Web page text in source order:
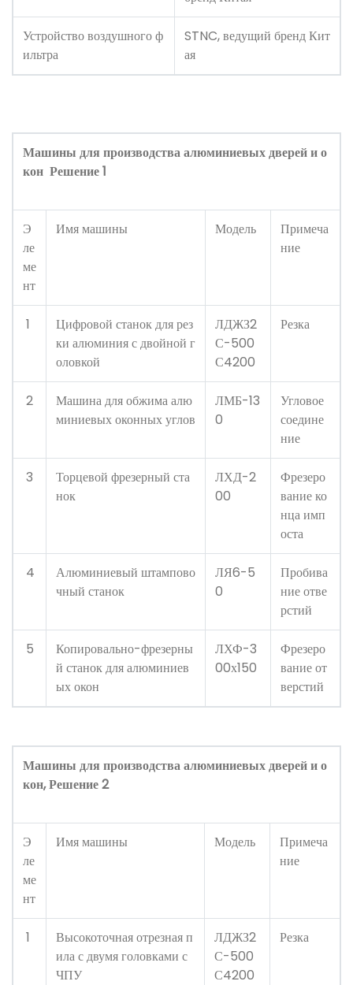
Устройство воздушного ф
ильтра
STNC, ведущий бренд Кит
ая
Машины для производства алюминиевых дверей и о
кон Решение 1
Э
ле
ме
нт
Имя машины Модель
Примеча
ние
1
Цифровой станок для рез
ки алюминия с двойной г
оловкой
ЛДЖЗ2
С-500
С4200
Резка
2
Машина для обжима алю
миниевых оконных углов
ЛМБ-13
0
Угловое
соедине
ние
3
Торцевой фрезерный ста
нок
ЛХД-2
00
Фрезеро
вание ко
нца имп
оста
4
Алюминиевый штампово
чный станок
ЛЯ6-5
0
Пробива
ние отве
рстий
5
Копировально-фрезерны
й станок для алюминиев
ых окон
ЛХФ-3
00х150
Фрезеро
вание от
верстий
Машины для производства алюминиевых дверей и о
кон, Решение 2
Э
ле
ме
нт
Имя машины Модель
Примеча
ние
1
Высокоточная отрезная п
ила с двумя головками с
ЧПУ
ЛДЖЗ2
С-500
С4200
Резка